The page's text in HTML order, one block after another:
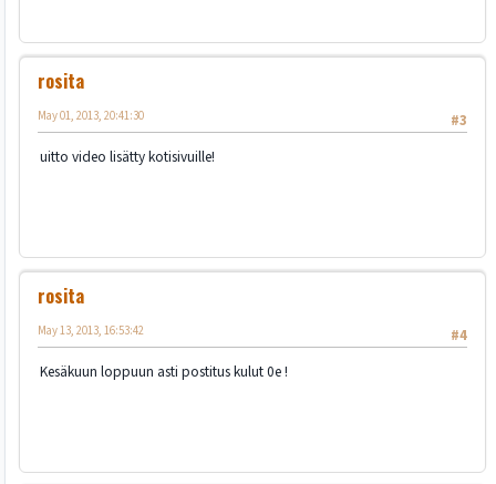
rosita
#3
May 01, 2013, 20:41:30
uitto video lisätty kotisivuille!
rosita
#4
May 13, 2013, 16:53:42
Kesäkuun loppuun asti postitus kulut 0e !